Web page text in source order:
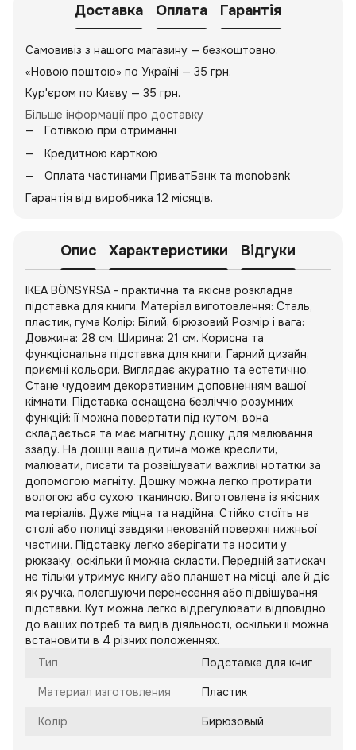
Доставка Оплата Гарантія
Самовивіз з нашого магазину — безкоштовно.
«Новою поштою» по Україні — 35 грн.
Кур'єром по Києву — 35 грн.
Більше інформації про доставку
Готівкою при отриманні
Кредитною карткою
Оплата частинами ПриватБанк та monobank
Гарантія від виробника 12 місяців.
Опис Характеристики Відгуки
IKEA BÖNSYRSA - практична та якісна розкладна
підставка для книги. Матеріал виготовлення: Сталь,
пластик, гума Колір: Білий, бірюзовий Розмір і вага:
Довжина: 28 см. Ширина: 21 см. Корисна та
функціональна підставка для книги. Гарний дизайн,
приємні кольори. Виглядає акуратно та естетично.
Стане чудовим декоративним доповненням вашої
кімнати. Підставка оснащена безліччю розумних
функцій: її можна повертати під кутом, вона
складається та має магнітну дошку для малювання
ззаду. На дошці ваша дитина може креслити,
малювати, писати та розвішувати важливі нотатки за
допомогою магніту. Дошку можна легко протирати
вологою або сухою тканиною. Виготовлена із якісних
матеріалів. Дуже міцна та надійна. Стійко стоїть на
столі або полиці завдяки нековзній поверхні нижньої
частини. Підставку легко зберігати та носити у
рюкзаку, оскільки її можна скласти. Передній затискач
не тільки утримує книгу або планшет на місці, але й діє
як ручка, полегшуючи перенесення або підвішування
підставки. Кут можна легко відрегулювати відповідно
до ваших потреб та видів діяльності, оскільки її можна
встановити в 4 різних положеннях.
Тип
Подставка для книг
Материал изготовления Пластик
Колір Бирюзовый